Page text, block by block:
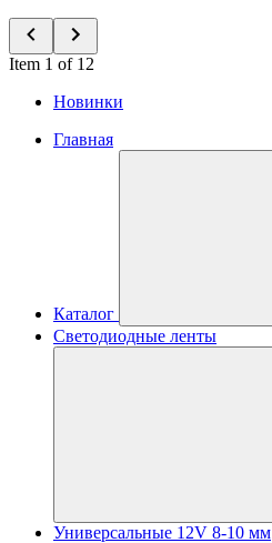
Item 1 of 12
Новинки
Главная
Каталог
Светодиодные ленты
Универсальные 12V 8-10 мм